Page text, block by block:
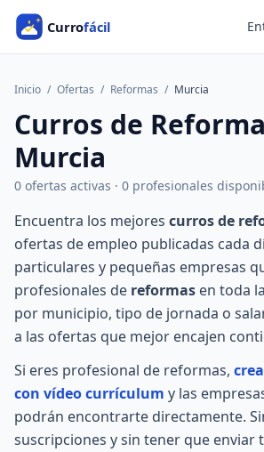
Inicio / Ofertas / Reformas / Murcia
Curros de
Murcia
0 ofertas activas · 0 profesionales
Encuentra los mejores curros de
ofertas de empleo publicadas cada
particulares y pequeñas empresas
profesionales de reformas en toda
por municipio, tipo de jornada o
a las ofertas que mejor encajen
Si eres profesional de reformas,
con vídeo currículum y las
podrán encontrarte directamente.
suscripciones y sin tener que enviar